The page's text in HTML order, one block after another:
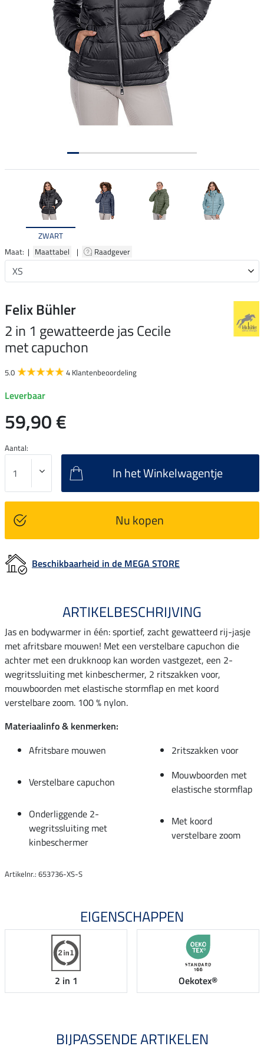
ZWART
Maat: | Maattabel | Raadgever
Felix Bühler
2 in 1 gewatteerde jas Cecile
met capuchon
5.0 4 Klantenbeoordeling
Leverbaar
59,90 €
Aantal:
In het Winkelwagentje
Nu kopen
Beschikbaarheid in de MEGA STORE
ARTIKELBESCHRIJVING
Jas en bodywarmer in één: sportief, zacht gewatteerd rij-jasje
met afritsbare mouwen! Met een verstelbare capuchon die
achter met een drukknoop kan worden vastgezet, een 2-
wegritssluiting met kinbeschermer, 2 ritszakken voor,
mouwboorden met elastische stormflap en met koord
verstelbare zoom. 100 % nylon.
Materiaalinfo & kenmerken:
Afritsbare mouwen
2ritszakken voor
Verstelbare capuchon
Mouwboorden met
elastische stormflap
Onderliggende 2-
wegritssluiting met
kinbeschermer
Met koord
verstelbare zoom
Artikelnr.: 653736-XS-S
EIGENSCHAPPEN
2 in 1 Oekotex®
BIJPASSENDE ARTIKELEN